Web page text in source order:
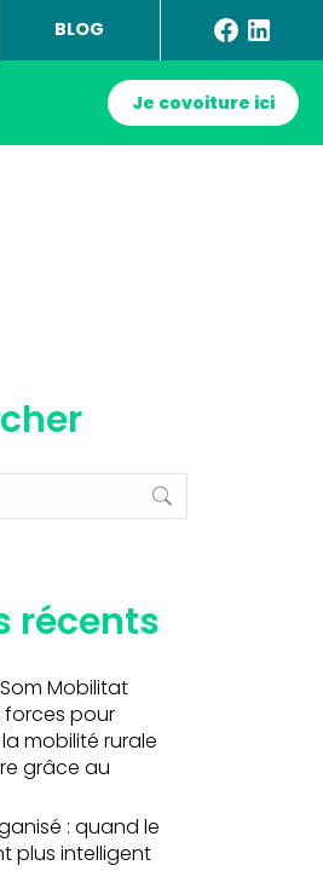
BLOG
Je covoiture ici
récents
Mobilitat
forces pour
mobilité rurale
grâce au
: quand le
plus intelligent